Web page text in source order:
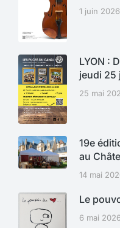
1 juin 2026
LYON :
jeudi 25
25 mai
19e
au
14 mai
Le
6 mai 2026